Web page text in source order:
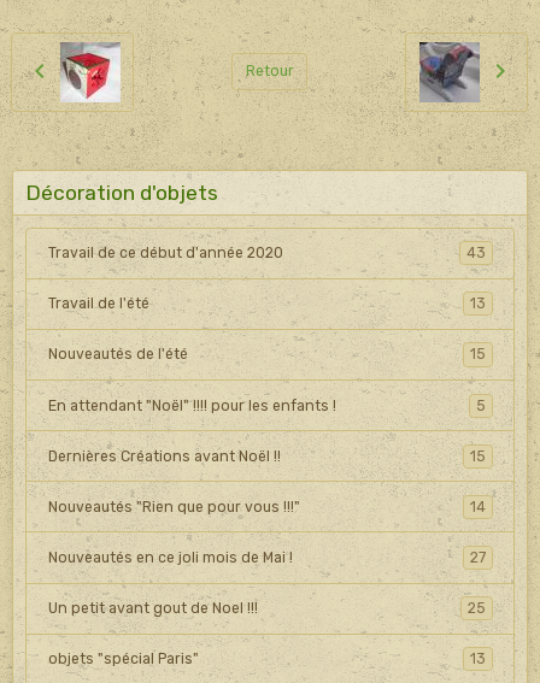
Retour
Décoration d'objets
Travail de ce début d'année 2020 43
Travail de l'été 13
Nouveautés de l'été 15
En attendant "Noël" !!!! pour les enfants ! 5
Dernières Créations avant Noël !! 15
Nouveautés "Rien que pour vous !!!" 14
Nouveautés en ce joli mois de Mai ! 27
Un petit avant gout de Noel !!! 25
objets "spécial Paris" 13